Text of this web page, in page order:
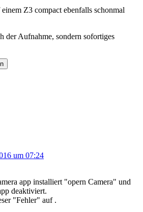
Z3 compact ebenfalls schonmal
der Aufnahme, sondern sofortiges
um 07:24
app installiert "opern Camera" und
deaktiviert.
"Fehler" auf .